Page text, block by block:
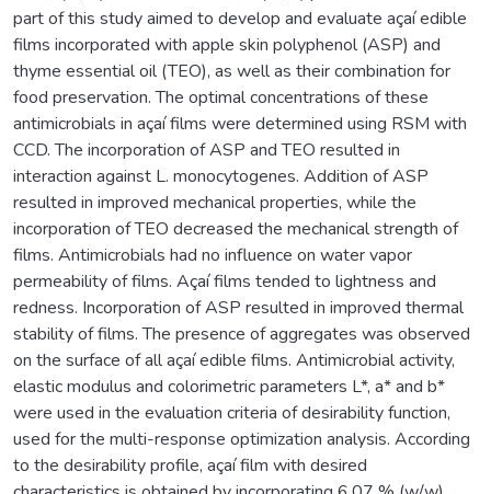
part of this study aimed to develop and evaluate açaí edible
films incorporated with apple skin polyphenol (ASP) and
thyme essential oil (TEO), as well as their combination for
food preservation. The optimal concentrations of these
antimicrobials in açaí films were determined using RSM with
CCD. The incorporation of ASP and TEO resulted in
interaction against L. monocytogenes. Addition of ASP
resulted in improved mechanical properties, while the
incorporation of TEO decreased the mechanical strength of
films. Antimicrobials had no influence on water vapor
permeability of films. Açaí films tended to lightness and
redness. Incorporation of ASP resulted in improved thermal
stability of films. The presence of aggregates was observed
on the surface of all açaí edible films. Antimicrobial activity,
elastic modulus and colorimetric parameters L*, a* and b*
were used in the evaluation criteria of desirability function,
used for the multi-response optimization analysis. According
to the desirability profile, açaí film with desired